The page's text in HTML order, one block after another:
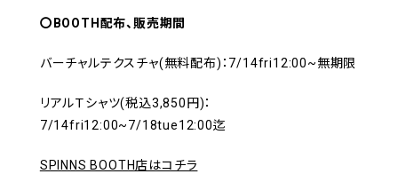
〇BOOTH配布、販売期間
バーチャルテクスチャ(無料配布)：7/14fri12:00~無期限
リアルＴシャツ(税込3,850円)：
7/14fri12:00~7/18tue12:00迄
SPINNS BOOTH店はコチラ